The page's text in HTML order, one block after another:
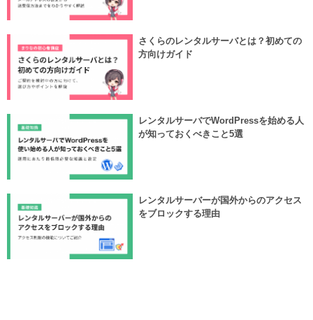
さくらのレンタルサーバとは？初めての
方向けガイド
レンタルサーバでWordPressを始める人
が知っておくべきこと5選
レンタルサーバーが国外からのアクセス
をブロックする理由